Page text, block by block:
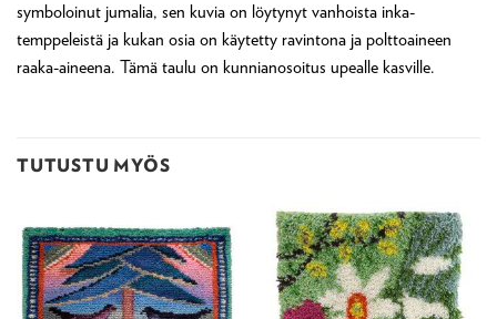
symboloinut jumalia, sen kuvia on löytynyt vanhoista inka-
temppeleistä ja kukan osia on käytetty ravintona ja polttoaineen
raaka-aineena. Tämä taulu on kunnianosoitus upealle kasville.
TUTUSTU MYÖS